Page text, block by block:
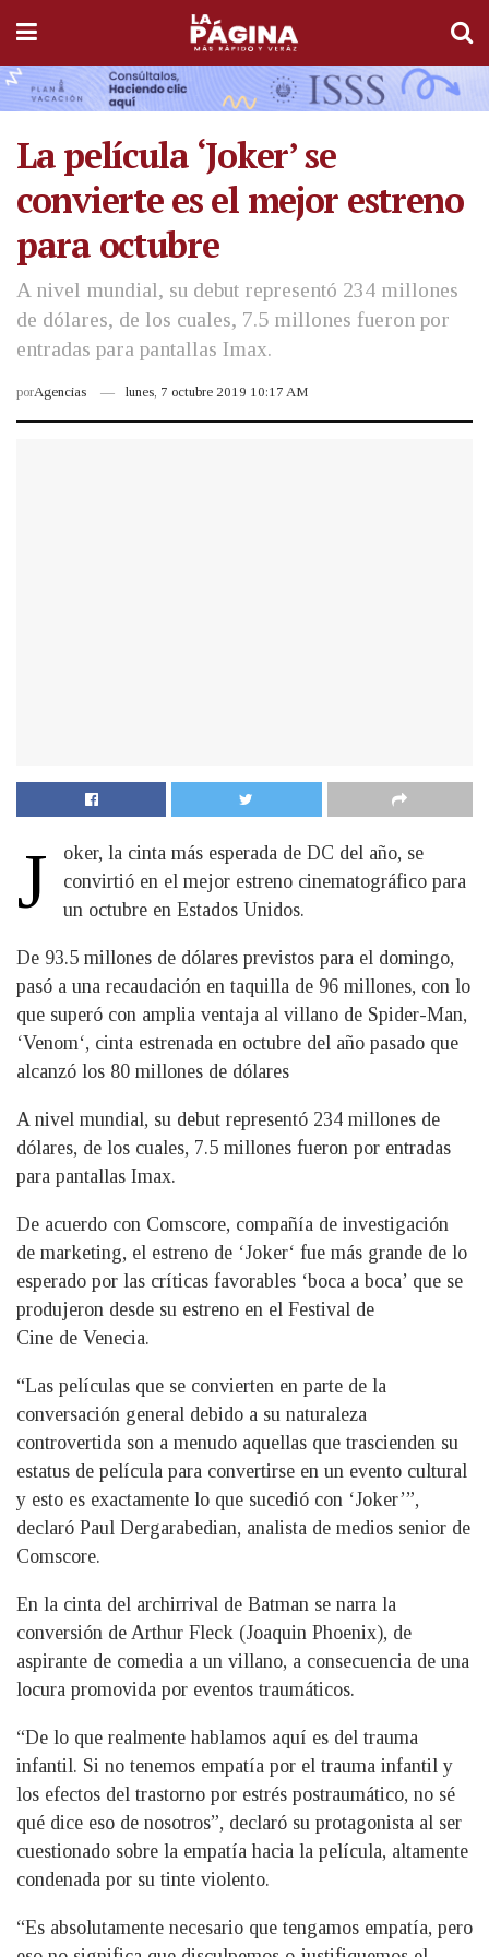
La película ‘Joker’ se
convierte es el mejor estreno
para octubre
A nivel mundial, su debut representó 234 millones
de dólares, de los cuales, 7.5 millones fueron por
entradas para pantallas Imax.
porAgencias lunes, 7 octubre 2019 10:17 AM
J
oker, la cinta más esperada de DC del año, se
convirtió en el mejor estreno cinematográfico para
un octubre en Estados Unidos.
De 93.5 millones de dólares previstos para el domingo,
pasó a una recaudación en taquilla de 96 millones, con lo
que superó con amplia ventaja al villano de Spider-Man,
‘Venom‘, cinta estrenada en octubre del año pasado que
alcanzó los 80 millones de dólares
A nivel mundial, su debut representó 234 millones de
dólares, de los cuales, 7.5 millones fueron por entradas
para pantallas Imax.
De acuerdo con Comscore, compañía de investigación
de marketing, el estreno de ‘Joker‘ fue más grande de lo
esperado por las críticas favorables ‘boca a boca’ que se
produjeron desde su estreno en el Festival de
Cine de Venecia.
“Las películas que se convierten en parte de la
conversación general debido a su naturaleza
controvertida son a menudo aquellas que trascienden su
estatus de película para convertirse en un evento cultural
y esto es exactamente lo que sucedió con ‘Joker’”,
declaró Paul Dergarabedian, analista de medios senior de
Comscore.
En la cinta del archirrival de Batman se narra la
conversión de Arthur Fleck (Joaquin Phoenix), de
aspirante de comedia a un villano, a consecuencia de una
locura promovida por eventos traumáticos.
“De lo que realmente hablamos aquí es del trauma
infantil. Si no tenemos empatía por el trauma infantil y
los efectos del trastorno por estrés postraumático, no sé
qué dice eso de nosotros”, declaró su protagonista al ser
cuestionado sobre la empatía hacia la película, altamente
condenada por su tinte violento.
“Es absolutamente necesario que tengamos empatía, pero